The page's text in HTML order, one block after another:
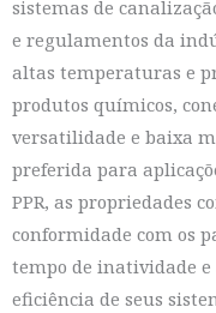
sistemas de
e regulamentos da
altas temperaturas e
produtos químicos,
versatilidade e baixa
preferida para
PPR, as propriedades
conformidade com os
tempo de inatividade
eficiência de seus